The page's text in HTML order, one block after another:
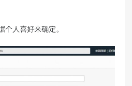
人喜好来确定。